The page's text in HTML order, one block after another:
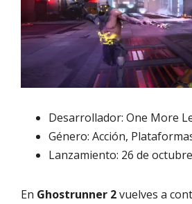
Desarrollador: One More
Género: Acción,
Lanzamiento: 26 de
En Ghostrunner 2vuelves a